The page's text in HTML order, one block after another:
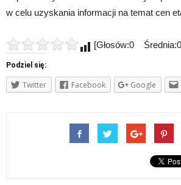
w celu uzyskania informacji na temat cen
[Głosów:0
Podziel się:
Twitter Facebook Google